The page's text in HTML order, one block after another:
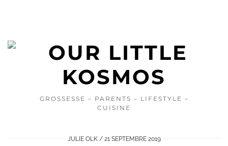
GROSSESSE – PARENTS – LIFESTYLE –
CUISINE
JULIE OLK 21 SEPTEMBRE 2019